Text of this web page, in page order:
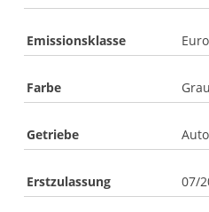
Emissionsklasse
Farbe Grau
Getriebe
Erstzulassung 07/